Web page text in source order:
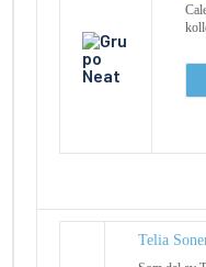
Telia